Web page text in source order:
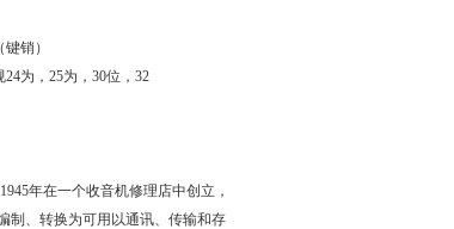
销）
为，25为，30位，32
年在一个收音机修理店中创立，
制、转换为可用以通讯、传输和存